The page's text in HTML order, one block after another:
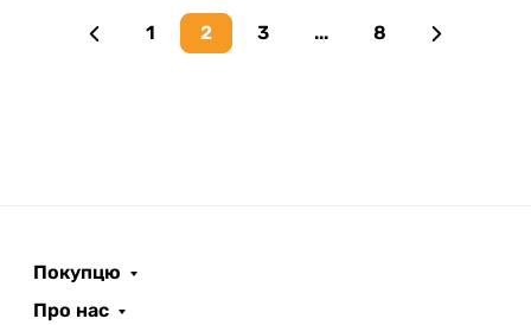
Previous page
1 2 3 ... 8
Next page
Покупцю
Про нас